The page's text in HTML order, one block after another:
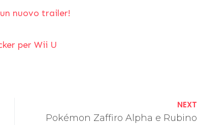
nuovo trailer!
per Wii U
NEXT
Pokémon Zaffiro Alpha e Rubino